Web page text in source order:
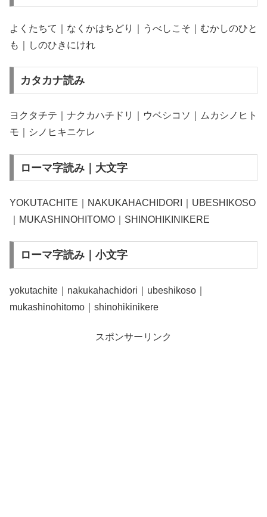
よくたちて｜なくかはちどり｜うべしこそ｜むかしのひと
も｜しのひきにけれ
カタカナ読み
ヨクタチテ｜ナクカハチドリ｜ウベシコソ｜ムカシノヒト
モ｜シノヒキニケレ
ローマ字読み｜大文字
YOKUTACHITE｜NAKUKAHACHIDORI｜UBESHIKOSO
｜MUKASHINOHITOMO｜SHINOHIKINIKERE
ローマ字読み｜小文字
yokutachite｜nakukahachidori｜ubeshikoso｜
mukashinohitomo｜shinohikinikere
スポンサーリンク